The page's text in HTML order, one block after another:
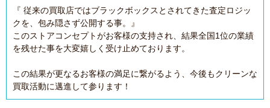
『 従来の買取店ではブラックボックスとされてきた査定ロジッ
クを、包み隠さず公開する事。』
このストアコンセプトがお客様の支持され、結果全国1位の業績
を残せた事を大変嬉しく受け止めております。
この結果が更なるお客様の満足に繋がるよう、今後もクリーンな
買取活動に邁進して参ります！